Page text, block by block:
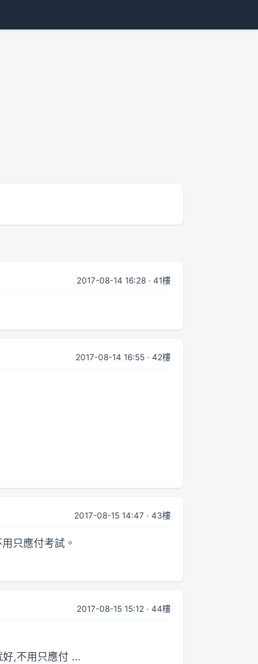
2017-08-14 16:28 · 41樓
2017-08-14 16:55 · 42樓
2017-08-15 14:47 · 43樓
只應付考試。
2017-08-15 15:12 · 44樓
,不用只應付 ...